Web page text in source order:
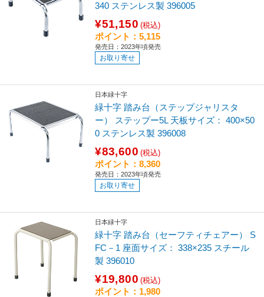
340 ステンレス製 396005
¥51,150 (税込)
ポイント：5,115
発売日：2023年頃発売
お取り寄せ
日本緑十字
緑十字 踏み台（ステップジャリスタ
ー） ステップー5L 天板サイズ： 400×50
0 ステンレス製 396008
¥83,600 (税込)
ポイント：8,360
発売日：2023年頃発売
お取り寄せ
日本緑十字
緑十字 踏み台（セーフティチェアー） S
FC－1 座面サイズ： 338×235 スチール
製 396010
¥19,800 (税込)
ポイント：1,980